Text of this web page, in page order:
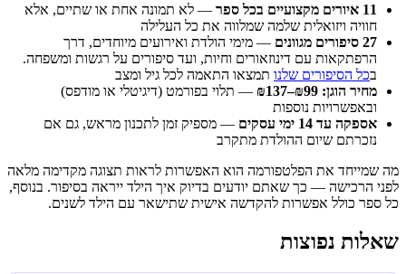
11 איורים מקצועיים בכל ספר
— לא תמונה אחת או שתיים, אלא
חוויה ויזואלית שלמה שמלווה את כל העלילה
27 סיפורים מגוונים
— מימי הולדת ואירועים מיוחדים, דרך
הרפתקאות עם דינוזאורים וחיות, ועד סיפורים על רגשות ומשפחה.
בכל הסיפורים שלנו תמצאו התאמה לכל גיל ומצב
מחיר הוגן: ₪99–₪137
— תלוי בפורמט (דיגיטלי או מודפס)
ובאפשרויות נוספות
אספקה עד 14 ימי עסקים
— מספיק זמן לתכנון מראש, גם אם
נזכרתם שיום ההולדת מתקרב
מה שמייחד את הפלטפורמה הוא האפשרות לראות תצוגה מקדימה מלאה
לפני הרכישה — כך שאתם יודעים בדיוק איך הילד ייראה בסיפור. בנוסף,
כל ספר כולל אפשרות להקדשה אישית שתישאר עם הילד לשנים.
שאלות נפוצות